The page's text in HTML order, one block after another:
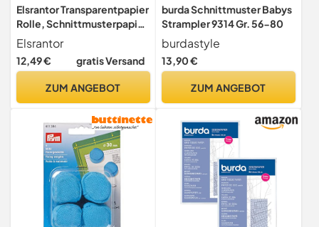
Elsrantor Transparentpapier
Rolle, Schnittmusterpapier
44cm x 23m, Pauspapier für
Schnittmuster,
Pergamentpapier,
Pergaminpapier,
Zeichenpapier
Durchsichtiges
Elsrantor
12,49 € gratis Versand
ZUM ANGEBOT
burda Schnittmuster Babys
Strampler 9314 Gr. 56-80
burdastyle
13,90 €
ZUM ANGEBOT